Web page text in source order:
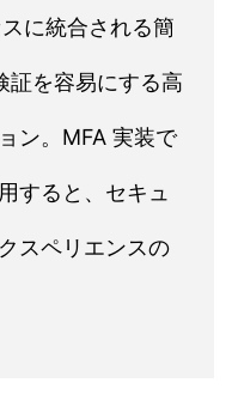
に統合される簡
証を容易にする高
ン。MFA 実装で
すると、セキュ
スペリエンスの